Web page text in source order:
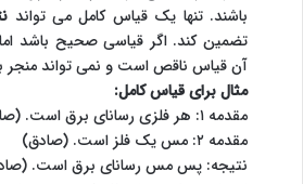
باشند. تنها یک قیاس کامل می تواند
تضمین کند. اگر قیاسی صحیح باشد
آن قیاس ناقص است و نمی تواند منجر
مثال برای قیاس کامل:
مقدمه ۱: هر فلزی رسانای برق است. (صادق)
مقدمه ۲: مس یک فلز است. (صادق)
نتیجه: پس مس رسانای برق است.